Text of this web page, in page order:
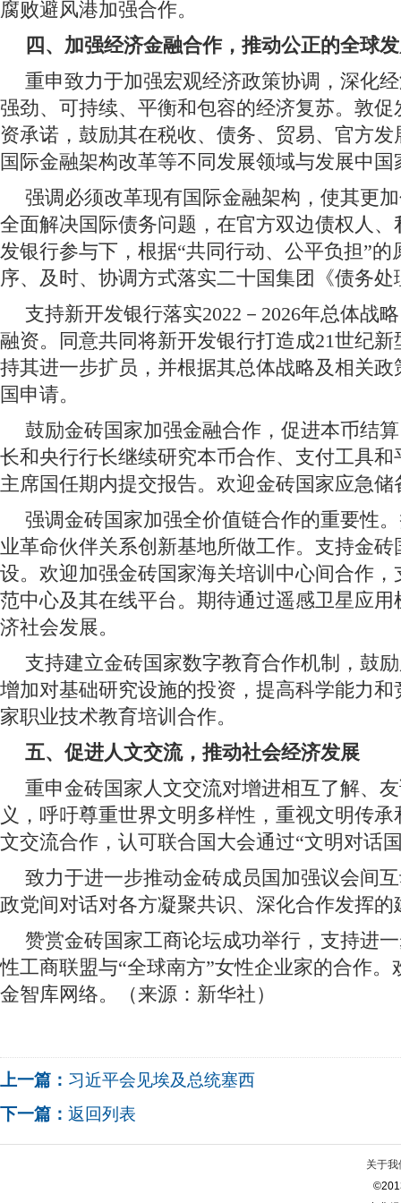
腐败避风港加强合作。
四、加强经济金融合作，推动公正的全球
重申致力于加强宏观经济政策协调，深化
强劲、可持续、平衡和包容的经济复苏。敦
资承诺，鼓励其在税收、债务、贸易、官方
国际金融架构改革等不同发展领域与发展中国
强调必须改革现有国际金融架构，使其更
全面解决国际债务问题，在官方双边债权人
发银行参与下，根据“共同行动、公平负担”
序、及时、协调方式落实二十国集团《债务
支持新开发银行落实2022－2026年总体战
融资。同意共同将新开发银行打造成21世纪
持其进一步扩员，并根据其总体战略及相关
国申请。
鼓励金砖国家加强金融合作，促进本币结
长和央行行长继续研究本币合作、支付工具
主席国任期内提交报告。欢迎金砖国家应急
强调金砖国家加强全价值链合作的重要性
业革命伙伴关系创新基地所做工作。支持金
设。欢迎加强金砖国家海关培训中心间合作
范中心及其在线平台。期待通过遥感卫星应
济社会发展。
支持建立金砖国家数字教育合作机制，鼓
增加对基础研究设施的投资，提高科学能力
家职业技术教育培训合作。
五、促进人文交流，推动社会经济发展
重申金砖国家人文交流对增进相互了解、
义，呼吁尊重世界文明多样性，重视文明传
文交流合作，认可联合国大会通过“文明对话
致力于进一步推动金砖成员国加强议会间
政党间对话对各方凝聚共识、深化合作发挥的
赞赏金砖国家工商论坛成功举行，支持进
性工商联盟与“全球南方”女性企业家的合作
金智库网络。（来源：新华社）
上一篇： 习近平会见埃及总统塞西
下一篇： 返回列表
关于我